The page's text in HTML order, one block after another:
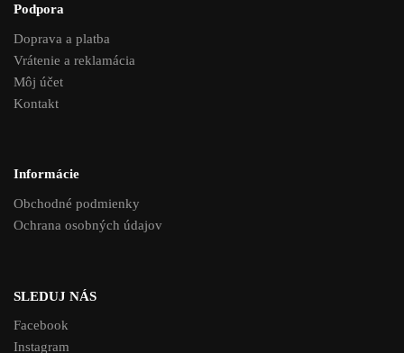
Podpora
Doprava a platba
Vrátenie a reklamácia
Môj účet
Kontakt
Informácie
Obchodné podmienky
Ochrana osobných údajov
SLEDUJ NÁS
Facebook
Instagram